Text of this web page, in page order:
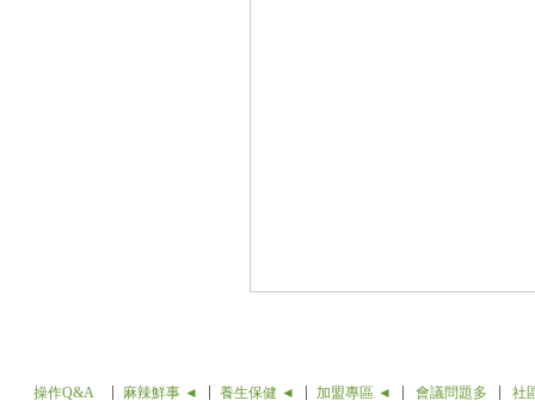
操作Q&A 麻辣鮮事 ◄ 養生保健 ◄ 加盟專區 ◄ 會議問題多 社